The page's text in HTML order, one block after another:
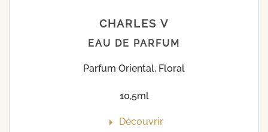
CHARLES V
EAU DE PARFUM
Parfum Oriental, Floral
10,5ml
Découvrir